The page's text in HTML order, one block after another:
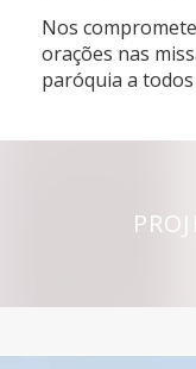
Nos
orações nas
paróquia a